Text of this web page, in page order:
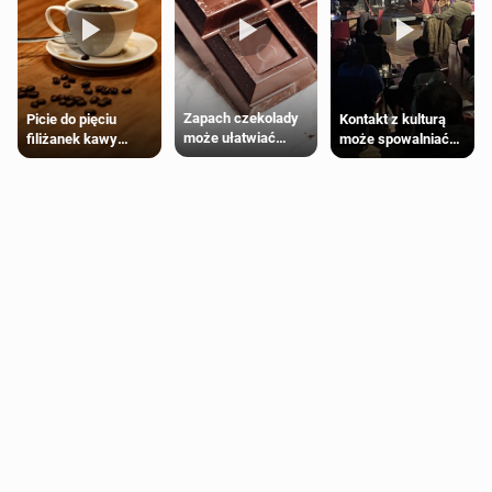
Picie do pięciu
filiżanek kawy
dziennie jest
Zapach czekolady
może ułatwiać
trening siłowy
Kontakt z kulturą
może spowalniać
starzenie